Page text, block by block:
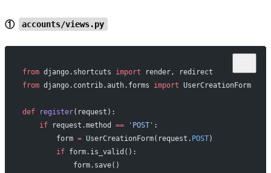
① accounts/views.py
from django.shortcuts import render, redirect
from django.contrib.auth.forms import UserCreationForm
def register(request):
    if
request.method == 'POST' :
        form
= UserCreationForm(request. POST)
        if
form.is_valid():
            form.save()